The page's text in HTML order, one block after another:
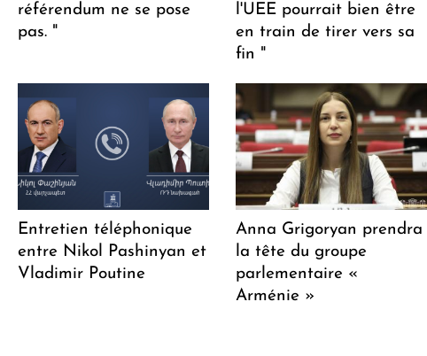
référendum ne se pose
pas. "
l'UEE pourrait bien être
en train de tirer vers sa
fin "
Entretien téléphonique
entre Nikol Pashinyan et
Vladimir Poutine
Anna Grigoryan prendra
la tête du groupe
parlementaire «
Arménie »